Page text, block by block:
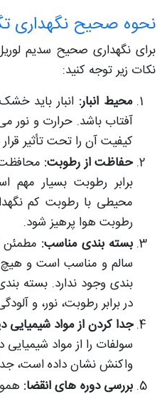
نحوه صحیح نگهداری
برای نگهداری صحیح سدیم لوریل
نکات زیر توجه کنید:
محیط انبار: انبار باید
آفتاب باشد. حرارت و نور می‌
کیفیت آن را تحت تأثیر
حفاظت از رطوبت: محافظت
برابر رطوبت بسیار
محیطی با رطوبت کم
رطوبت هوا پرهیز شود.
بسته‌ بندی مناسب:
سالم و مناسب است و هیچ
بندی وجود ندارد. بسته‌
در برابر رطوبت، نور، و
جدا کردن از مواد شیمیایی
سولفات را از مواد شیمیایی
واکنش نشان داده است، جدا
بررسی دوره‌ های انقضا: